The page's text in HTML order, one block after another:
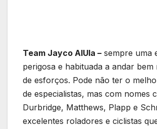
Team Jayco AlUla – sempre uma
perigosa e habituada a andar bem
de esforços. Pode não ter o
de especialistas, mas com nomes
Durbridge, Matthews, Plapp e
excelentes roladores e ciclistas